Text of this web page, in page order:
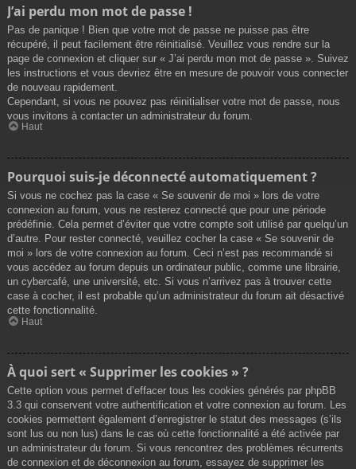
J’ai perdu mon mot de passe !
Pas de panique ! Bien que votre mot de passe ne puisse pas être
récupéré, il peut facilement être réinitialisé. Veuillez vous rendre sur la
page de connexion et cliquer sur « J’ai perdu mon mot de passe ». Suivez
les instructions et vous devriez être en mesure de pouvoir vous connecter
de nouveau rapidement.
Cependant, si vous ne pouvez pas réinitialiser votre mot de passe, nous
vous invitons à contacter un administrateur du forum.
Haut
Pourquoi suis-je déconnecté automatiquement ?
Si vous ne cochez pas la case « Se souvenir de moi » lors de votre
connexion au forum, vous ne resterez connecté que pour une période
prédéfinie. Cela permet d’éviter que votre compte soit utilisé par quelqu’un
d’autre. Pour rester connecté, veuillez cocher la case « Se souvenir de
moi » lors de votre connexion au forum. Ceci n’est pas recommandé si
vous accédez au forum depuis un ordinateur public, comme une librairie,
un cybercafé, une université, etc. Si vous n’arrivez pas à trouver cette
case à cocher, il est probable qu’un administrateur du forum ait désactivé
cette fonctionnalité.
Haut
À quoi sert « Supprimer les cookies » ?
Cette option vous permet d’effacer tous les cookies générés par phpBB
3.3 qui conservent votre authentification et votre connexion au forum. Les
cookies permettent également d’enregistrer le statut des messages (s’ils
sont lus ou non lus) dans le cas où cette fonctionnalité a été activée par
un administrateur du forum. Si vous rencontrez des problèmes récurrents
de connexion et de déconnexion au forum, essayez de supprimer les